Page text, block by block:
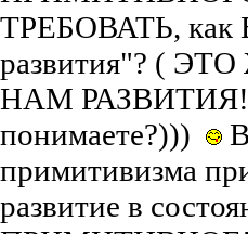
ТРЕБОВАТЬ, как
развития"? (
НАМ РАЗВИТИЯ!"
понимаете?)))
примитивизма
развитие в